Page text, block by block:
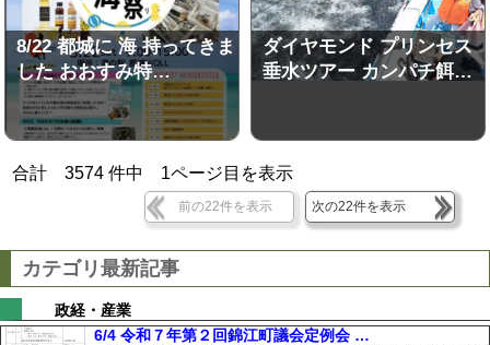
8/22 都城に 海 持ってきま
した おおすみ特…
ダイヤモンド プリンセス
垂水ツアー カンパチ餌…
合計3574 件中 1ページ目を表示
前の22件を表示 次の22件を表示
カテゴリ最新記事
政経・産業
6/4 令和７年第２回錦江町議会定例会 …